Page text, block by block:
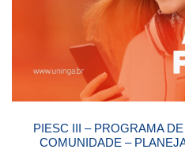
PIESC III – PROGRAMA
COMUNIDADE –